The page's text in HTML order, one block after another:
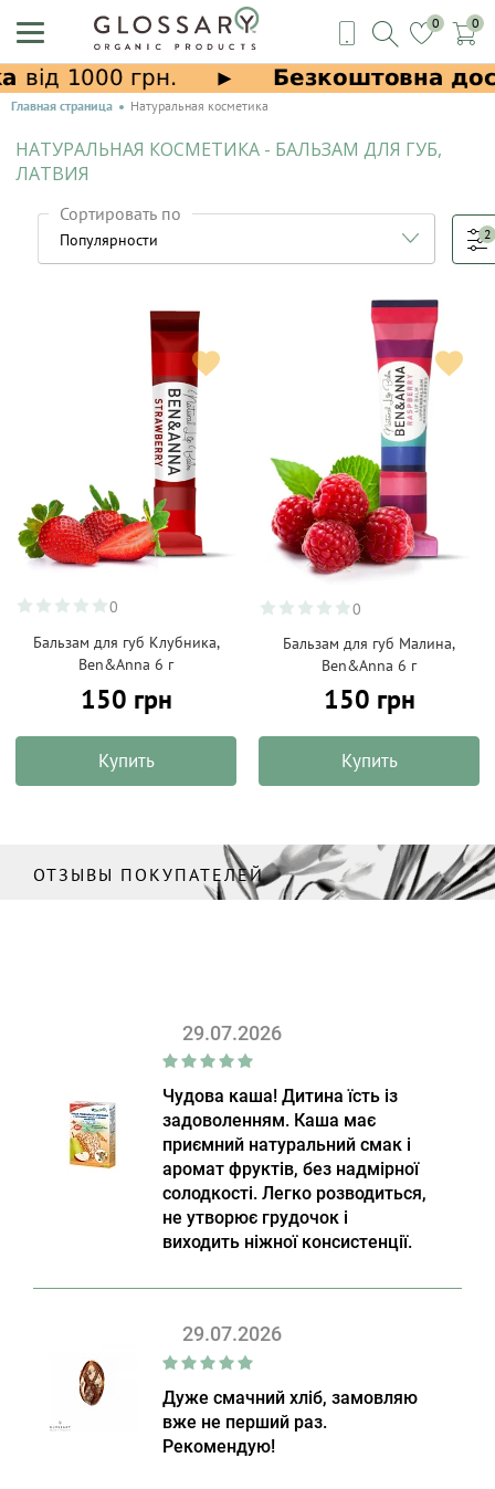
0 0
Главная страница Натуральная косметика
НАТУРАЛЬНАЯ КОСМЕТИКА - БАЛЬЗАМ ДЛЯ ГУБ,
ЛАТВИЯ
Сортировать по
2
0
Бальзам для губ Клубника,
Ben&Anna 6 г
150 грн
Купить
0
Бальзам для губ Малина,
Ben&Anna 6 г
150 грн
Купить
ОТЗЫВЫ ПОКУПАТЕЛЕЙ
29.07.2026
Чудова каша! Дитина їсть із
задоволенням. Каша має
приємний натуральний смак і
аромат фруктів, без надмірної
солодкості. Легко розводиться,
не утворює грудочок і
виходить ніжної консистенції.
29.07.2026
Дуже смачний хліб, замовляю
вже не перший раз.
Рекомендую!